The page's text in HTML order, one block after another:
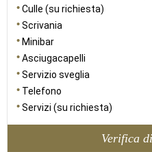
Culle (su richiesta)
Scrivania
Minibar
Asciugacapelli
Servizio sveglia
Telefono
Servizi (su richiesta)
Verifica